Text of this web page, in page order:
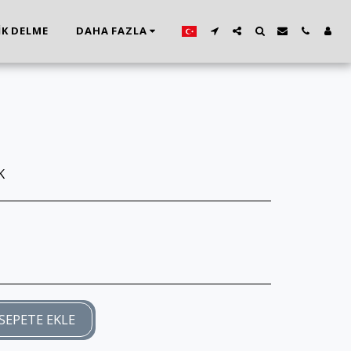
DELME DAHA FAZLA
EKLE